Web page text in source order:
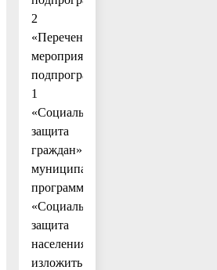
2
«Перечень
мероприятий
подпрограммы
1
«Социальная
защита
граждан»
муниципальной
программы
«Социальная
защита
населения»
изложить